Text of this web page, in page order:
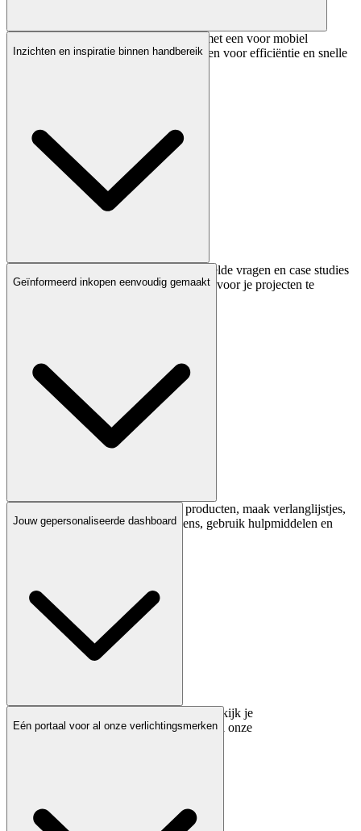
Ontdek meteen ons complete portfolio met een voor mobiel
geoptimaliseerd platform dat is ontworpen voor efficiëntie en snelle
Inzichten en inspiratie binnen handbereik
Blader door deskundige gidsen, veelgestelde vragen en case studies
om met vertrouwen de beste oplossingen voor je projecten te
Geïnformeerd inkopen eenvoudig gemaakt
Onderzoek en vergelijk eenvoudig producten, maak verlanglijstjes,
krijg toegang tot uitgebreide gegevens, gebruik hulpmiddelen en
Jouw gepersonaliseerde dashboard
Volg bestellingen, raadpleeg offertes en bekijk je
aankoopgeschiedenis met één login voor al onze
Eén portaal voor al onze verlichtingsmerken